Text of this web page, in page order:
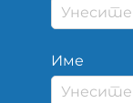
Име